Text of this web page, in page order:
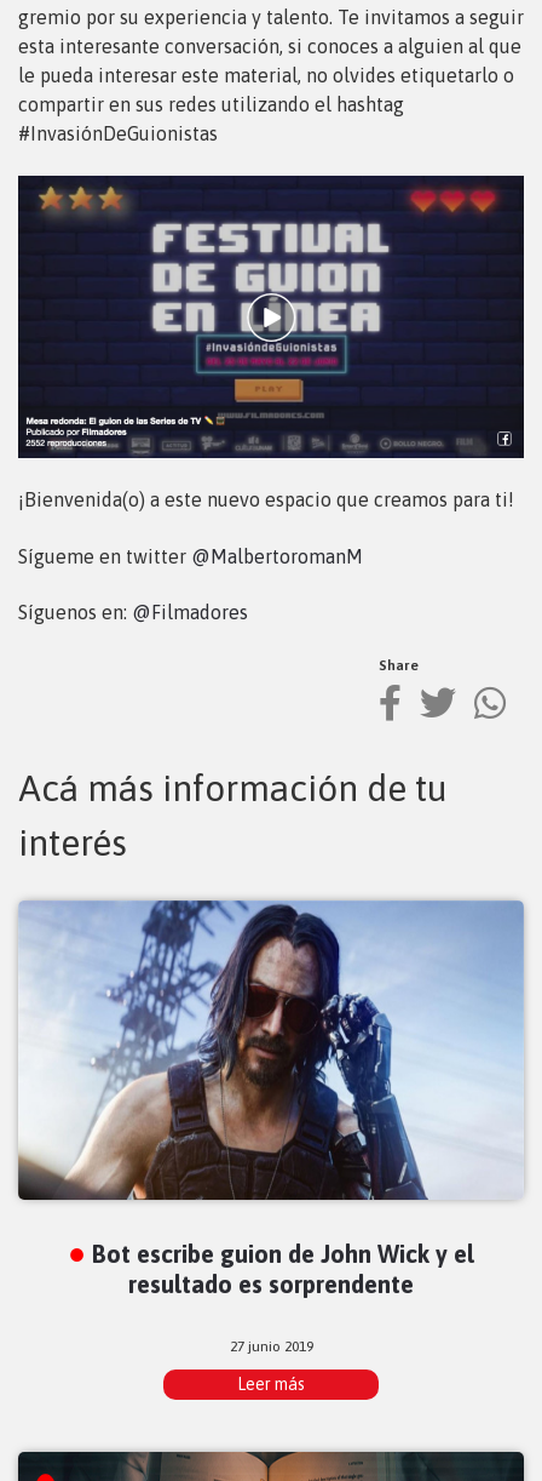
gremio por su experiencia y talento. Te invitamos a seguir
esta interesante conversación, si conoces a alguien al que
le pueda interesar este material, no olvides etiquetarlo o
compartir en sus redes utilizando el hashtag
#InvasiónDeGuionistas
¡Bienvenida(o) a este nuevo espacio que creamos para ti!
Sígueme en twitter @MalbertoromanM
Síguenos en: @Filmadores
Share
Acá más información de tu
interés
Bot escribe guion de John Wick y el
resultado es sorprendente
27 junio 2019
Leer más